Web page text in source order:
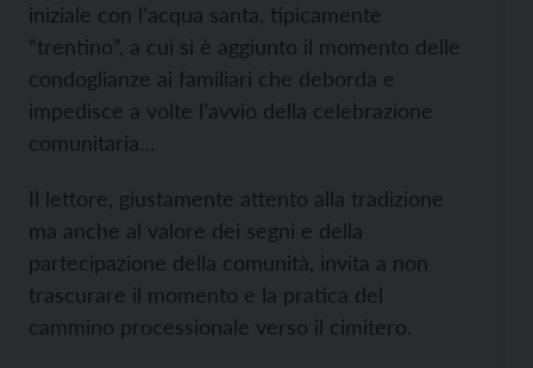
iniziale con l’acqua santa, tipicamente
“trentino”, a cui si è aggiunto il momento delle
condoglianze ai familiari che deborda e
impedisce a volte l’avvio della celebrazione
comunitaria…
Il lettore, giustamente attento alla tradizione
ma anche al valore dei segni e della
partecipazione della comunità, invita a non
trascurare il momento e la pratica del
cammino processionale verso il cimitero.